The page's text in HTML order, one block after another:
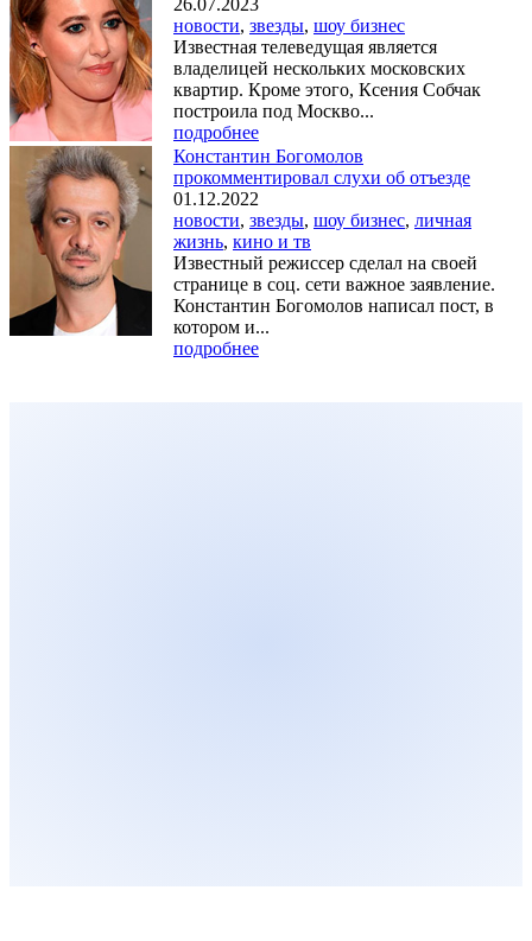
новости, звезды, шоу бизнес
Известная телеведущая является
владелицей нескольких московских
квартир. Кроме этого, Ксения Собчак
построила под Москво...
подробнее
Константин Богомолов
прокомментировал слухи об отъезде
01.12.2022
новости, звезды, шоу бизнес, личная
жизнь, кино и тв
Известный режиссер сделал на своей
странице в соц. сети важное заявление.
Константин Богомолов написал пост, в
котором и...
подробнее